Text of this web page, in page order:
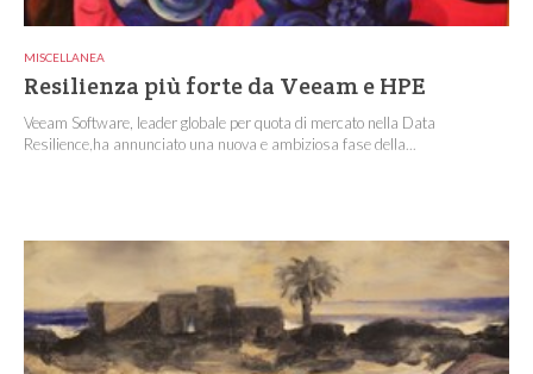
MISCELLANEA
Resilienza più forte da Veeam e HPE
Veeam Software, leader globale per quota di mercato nella Data
Resilience,ha annunciato una nuova e ambiziosa fase della...